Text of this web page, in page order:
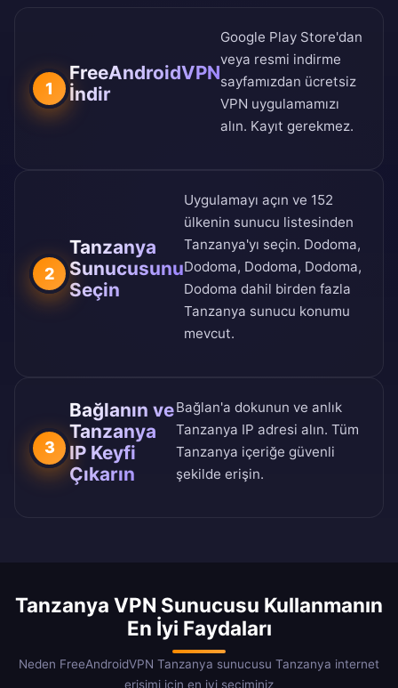
1
FreeAndroidVPN
İndir
Google Play Store'dan
veya resmi indirme
sayfamızdan ücretsiz
VPN uygulamamızı
alın. Kayıt gerekmez.
2
Tanzanya
Sunucusunu
Seçin
Uygulamayı açın ve 152
ülkenin sunucu listesinden
Tanzanya'yı seçin. Dodoma,
Dodoma, Dodoma, Dodoma,
Dodoma dahil birden fazla
Tanzanya sunucu konumu
mevcut.
3
Bağlanın ve
Tanzanya
IP Keyfi
Çıkarın
Bağlan'a dokunun ve anlık
Tanzanya IP adresi alın. Tüm
Tanzanya içeriğe güvenli
şekilde erişin.
Tanzanya VPN Sunucusu Kullanmanın
En İyi Faydaları
Neden FreeAndroidVPN Tanzanya sunucusu Tanzanya internet
erişimi için en iyi seçiminiz